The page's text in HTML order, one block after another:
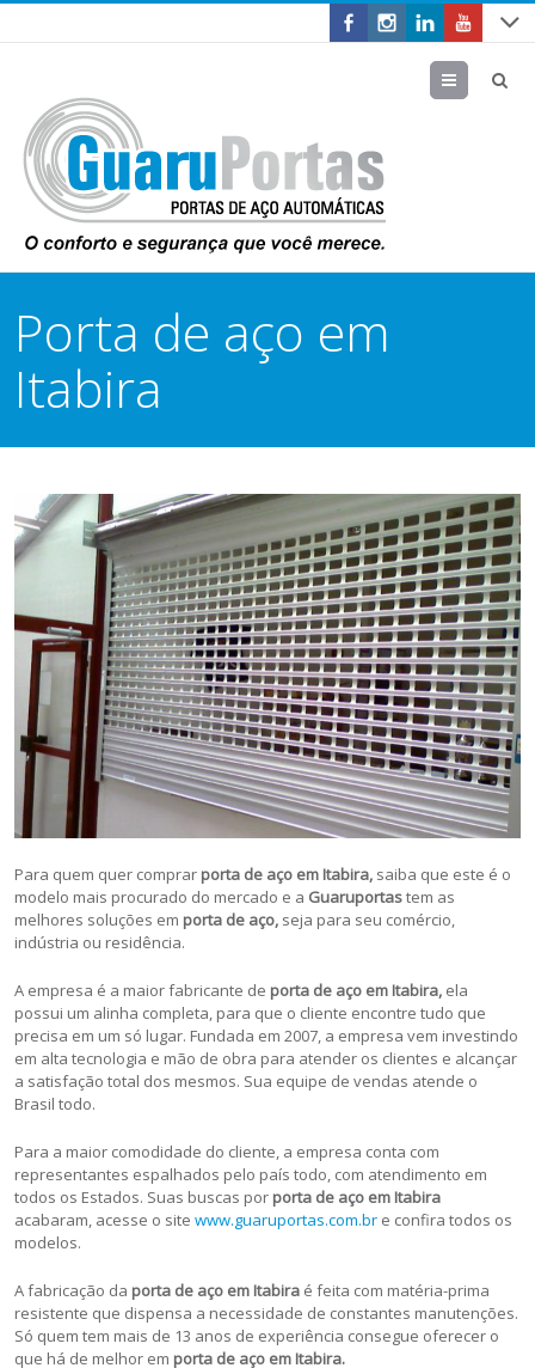
Menu
Porta de aço em
Itabira
Para quem quer comprar porta de aço em Itabira, saiba que este é o
modelo mais procurado do mercado e a Guaruportastem as
melhores soluções em porta de aço, seja para seu comércio,
indústria ou residência.
A empresa é a maior fabricante de porta de aço em Itabira, ela
possui um alinha completa, para que o cliente encontre tudo que
precisa em um só lugar. Fundada em 2007, a empresa vem investindo
em alta tecnologia e mão de obra para atender os clientes e alcançar
a satisfação total dos mesmos. Sua equipe de vendas atende o
Brasil todo.
Para a maior comodidade do cliente, a empresa conta com
representantes espalhados pelo país todo, com atendimento em
todos os Estados. Suas buscas por porta de aço em Itabira
acabaram, acesse o sitewww.guaruportas.com.br e confira todos os
modelos.
A fabricação da porta de aço em Itabira é feita com matéria-prima
resistente que dispensa a necessidade de constantes manutenções.
Só quem tem mais de 13 anos de experiência consegue oferecer o
que há de melhor em porta de aço em Itabira.